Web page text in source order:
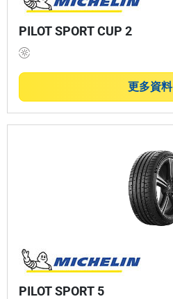
PILOT SPORT CUP 2
更多資料
PILOT SPORT 5